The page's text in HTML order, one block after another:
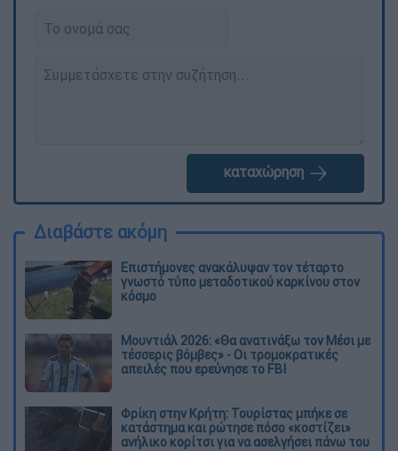
καταχώρηση
Διαβάστε ακόμη
Επιστήμονες ανακάλυψαν τον τέταρτο
γνωστό τύπο μεταδοτικού καρκίνου στον
κόσμο
Μουντιάλ 2026: «Θα ανατινάξω τον Μέσι με
τέσσερις βόμβες» - Οι τρομοκρατικές
απειλές που ερεύνησε το FBI
Φρίκη στην Κρήτη: Τουρίστας μπήκε σε
κατάστημα και ρώτησε πόσο «κοστίζει»
ανήλικο κορίτσι για να ασελγήσει πάνω του